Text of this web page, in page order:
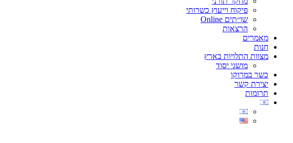
פיקוח וייעוץ כשרותי
שו״תים Online
הרצאות
מאמרים
חנות
מצוות התלויות בארץ
מושגי יסוד
כשר במרוקו
יצירת קשר
תרומות